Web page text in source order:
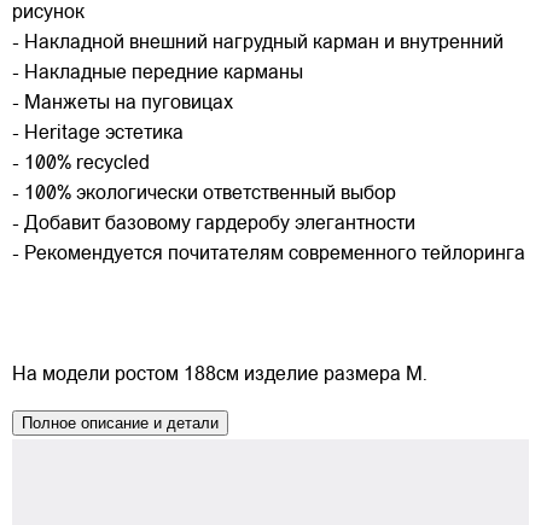
рисунок
- Накладной внешний нагрудный карман и внутренний
- Накладные передние карманы
- Манжеты на пуговицах
- Heritage эстетика
- 100% recycled
- 100% экологически ответственный выбор
- Добавит базовому гардеробу элегантности
- Рекомендуется почитателям современного тейлоринга
На модели ростом 188см изделие размера M.
Полное описание и детали